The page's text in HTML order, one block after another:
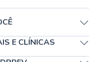
E CLÍNICAS